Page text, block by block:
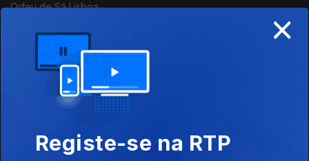
Orfeu de Sá Lisboa
Direto Moçambique
17 jul. 2026
Órfeu de Sá Lisboa
Direto Moçambique
×
Registe-se na RTP